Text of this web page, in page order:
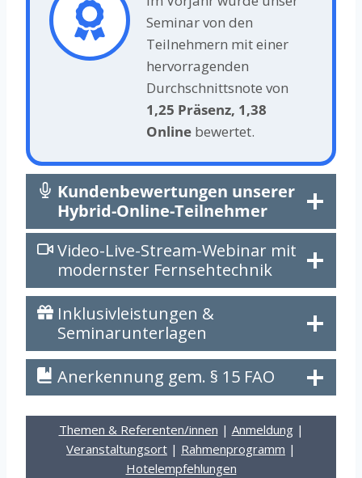
Seminar von den
Teilnehmern mit einer
hervorragenden
Durchschnittsnote von
1,25 Präsenz, 1,38
Online bewertet.
Kundenbewertungen unserer
Hybrid-Online-Teilnehmer
Video-Live-Stream-Webinar mit
modernster Fernsehtechnik
Inklusivleistungen &
Seminarunterlagen
Anerkennung gem. § 15 FAO
Themen & Referenten/innen | Anmeldung|
Veranstaltungsort | Rahmenprogramm |
Hotelempfehlungen